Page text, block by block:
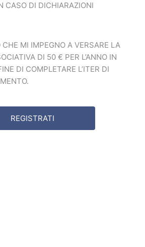
CASO DI DICHIARAZIONI
CHE MI IMPEGNO A VERSARE LA
DI 50 € PER L’ANNO IN
DI COMPLETARE L’ITER DI